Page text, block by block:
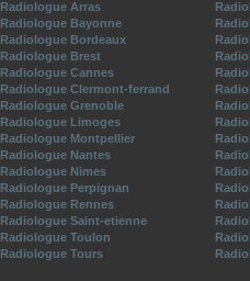
Radiologue Arras
Radiologue Bayonne
Radiologue Bordeaux
Radiologue Brest
Radiologue Cannes
Radiologue Clermont-ferrand
Radiologue Grenoble
Radiologue Limoges
Radiologue Montpellier
Radiologue Nantes
Radiologue Nimes
Radiologue Perpignan
Radiologue Rennes
Radiologue Saint-etienne
Radiologue Toulon
Radiologue Tours